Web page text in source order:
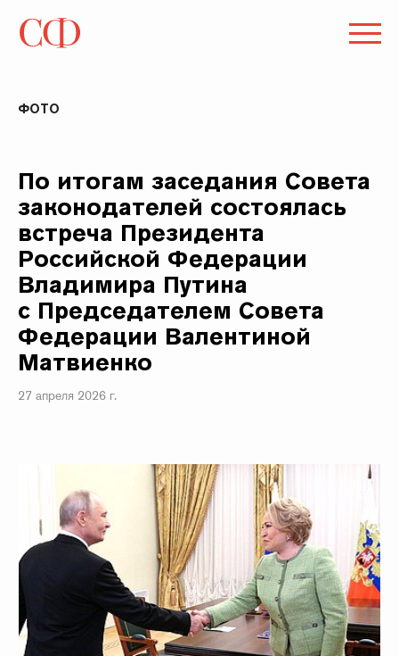
ФОТО
По итогам заседания Совета
законодателей состоялась
встреча Президента
Российской Федерации
Владимира Путина
с Председателем Совета
Федерации Валентиной
Матвиенко
27 апреля 2026 г.